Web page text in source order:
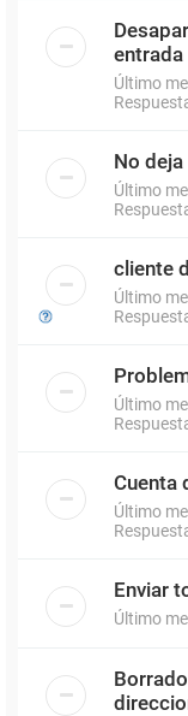
entrada
Último
No
Último
cliente
Último
Último
Cuenta
Último
Enviar
Último